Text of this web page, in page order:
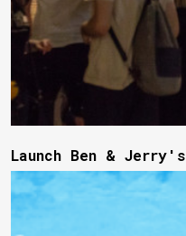
Launch Ben & Jerry's